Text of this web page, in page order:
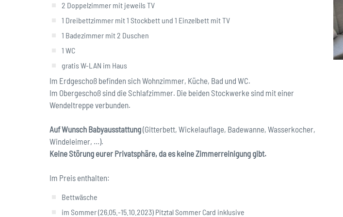
2 Doppelzimmer mit jeweils TV
1 Dreibettzimmer mit 1 Stockbett und 1 Einzelbett mit TV
1 Badezimmer mit 2 Duschen
1 WC
gratis W-LAN im Haus
Im Erdgeschoß befinden sich Wohnzimmer, Küche, Bad und WC.
Im Obergeschoß sind die Schlafzimmer. Die beiden Stockwerke sind mit einer
Wendeltreppe verbunden.
Auf Wunsch Babyausstattung(Gitterbett, Wickelauflage, Badewanne, Wasserkocher,
Windeleimer, …).
Keine Störung eurer Privatsphäre, da es keine Zimmerreinigung gibt.
Im Preis enthalten:
Bettwäsche
im Sommer (26.05.-15.10.2023) Pitztal Sommer Card inklusive